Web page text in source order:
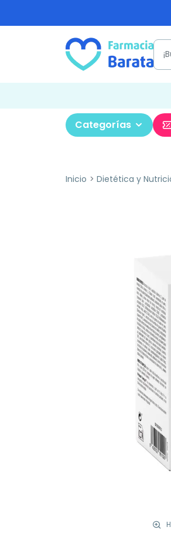
Categorías
Inicio Dietética y